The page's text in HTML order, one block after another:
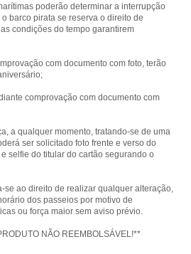
poderão determinar a interrupção
barco pirata se reserva o direito de
condições do tempo garantirem
com documento com foto, terão
comprovação com documento com
a qualquer momento, tratando-se de uma
ser solicitado foto frente e verso do
selfie do titular do cartão segurando o
se ao direito de realizar qualquer alteração,
dos passeios por motivo de
ou força maior sem aviso prévio.
NÃO REEMBOLSÁVEL!**